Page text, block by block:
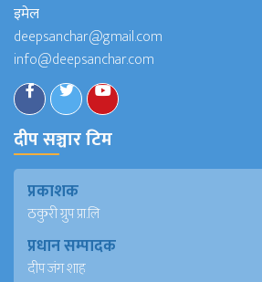
इमेल
deepsanchar@gmail.com
info@deepsanchar.com
दीप सञ्चार टिम
प्रकाशक
ठकुरी ग्रुप प्रा.लि
प्रधान सम्पादक
दीप जंग शाह